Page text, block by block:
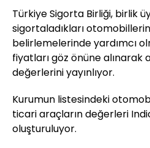
Türkiye Sigorta Birliği, birlik
sigortaladıkları
belirlemelerinde yardımcı
fiyatları göz önüne alınarak
değerlerini yayınlıyor.
Kurumun listesindeki
ticari araçların değerleri
oluşturuluyor.